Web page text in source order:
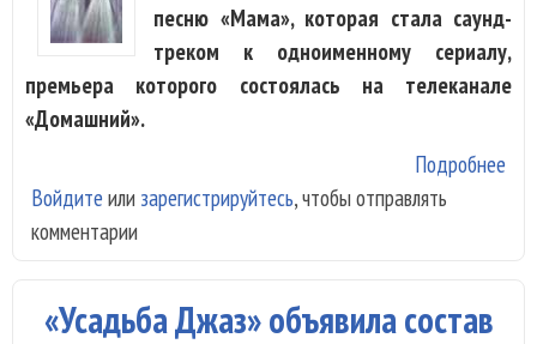
песню «Мама», которая стала саунд-
треком к одноименному сериалу,
премьера которого состоялась на телеканале
«Домашний».
Подробнее
Войдите или зарегистрируйтесь, чтобы отправлять
комментарии
«Усадьба Джаз» объявила состав